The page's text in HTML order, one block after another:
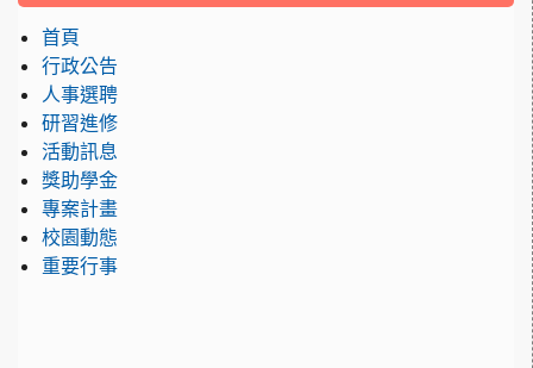
首頁
行政公告
人事選聘
研習進修
活動訊息
獎助學金
專案計畫
校園動態
重要行事